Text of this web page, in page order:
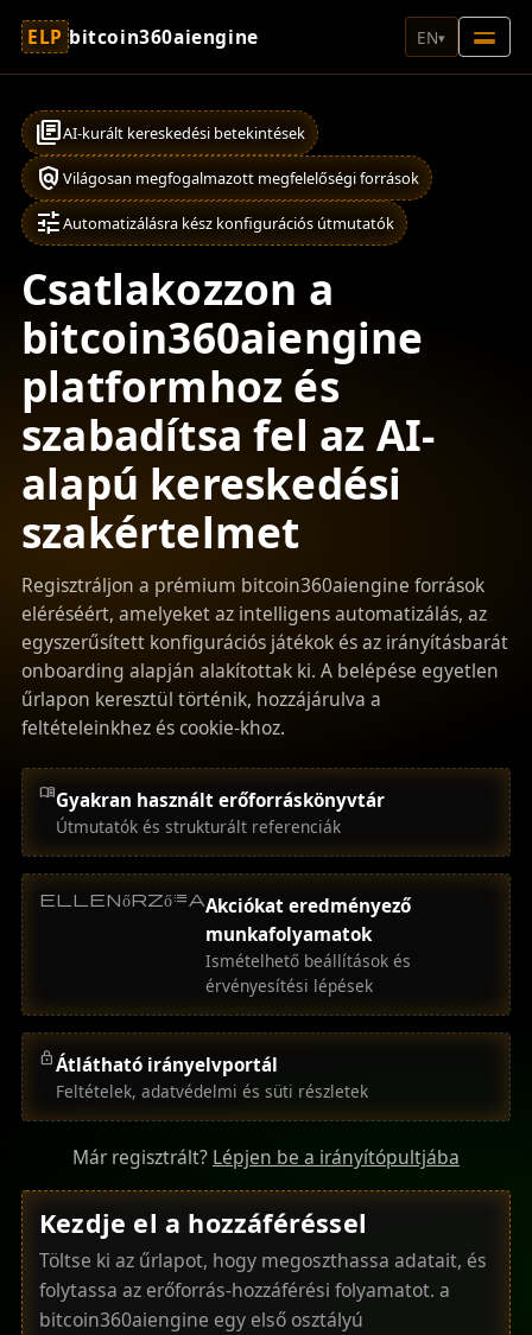
ELP bitcoin360aiengine EN▾
library_booksAI-kurált kereskedési betekintések
policy Világosan megfogalmazott megfelelőségi források
tuneAutomatizálásra kész konfigurációs útmutatók
Csatlakozzon a
bitcoin360aiengine
platformhoz és
szabadítsa fel az AI-
alapú kereskedési
szakértelmet
Regisztráljon a prémium bitcoin360aiengine források
eléréséért, amelyeket az intelligens automatizálás, az
egyszerűsített konfigurációs játékok és az irányításbarát
onboarding alapján alakítottak ki. A belépése egyetlen
űrlapon keresztül történik, hozzájárulva a
feltételeinkhez és cookie-khoz.
menu_bookGyakran használt erőforráskönyvtár
Útmutatók és strukturált referenciák
ellenőrzőlistaAkciókat eredményező
munkafolyamatok
Ismételhető beállítások és
érvényesítési lépések
lockÁtlátható irányelvportál
Feltételek, adatvédelmi és süti részletek
Már regisztrált? Lépjen be a irányítópultjába
Kezdje el a hozzáféréssel
Töltse ki az űrlapot, hogy megoszthassa adatait, és
folytassa az erőforrás-hozzáférési folyamatot. a
bitcoin360aiengine egy első osztályú